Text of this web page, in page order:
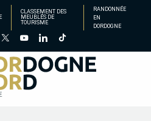
CLASSEMENT DES
MEUBLÉS DE
TOURISME
RANDONNÉE
EN
DORDOGNE